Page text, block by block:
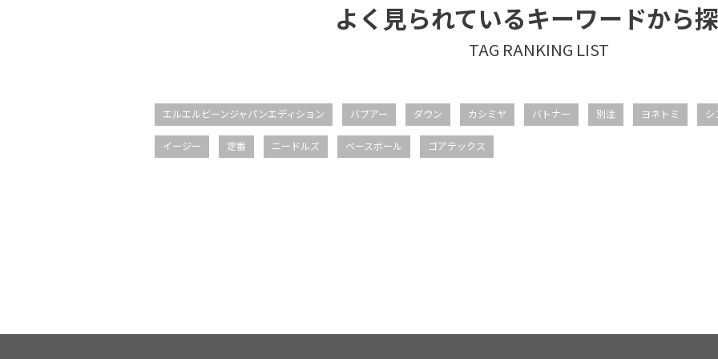
よく見られているキーワードから
エルエルビーンジャパンエディション バブアー ダウン カシミヤ バトナー 別注 ヨネトミ シ
イージー 定番 ニードルズ ベースボール ゴアテックス